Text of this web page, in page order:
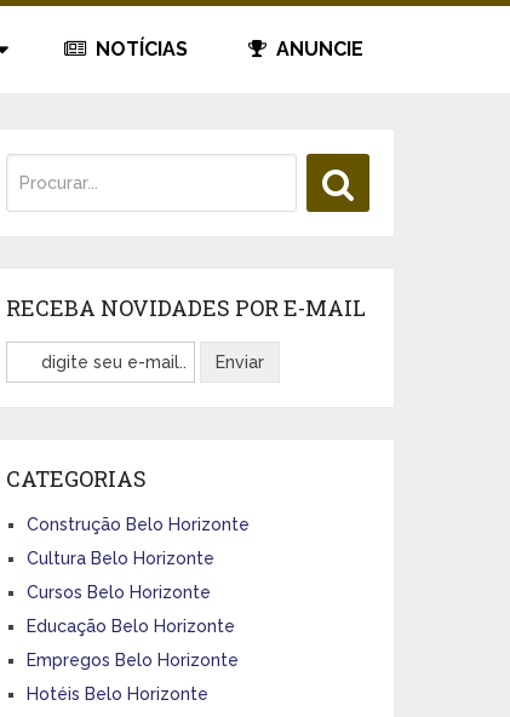
NOTÍCIAS ANUNCIE
RECEBA NOVIDADES POR E-MAIL
CATEGORIAS
Construção Belo Horizonte
Cultura Belo Horizonte
Cursos Belo Horizonte
Educação Belo Horizonte
Empregos Belo Horizonte
Hotéis Belo Horizonte